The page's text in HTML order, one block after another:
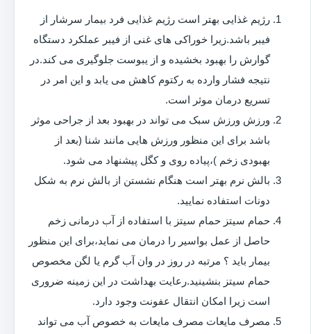
رژیم غذایی بهتر است رژیم غذایی فرد بیمار سرشار از
فیبر باشد.زیرا خوراکی های غنی از فیبر عملکرد دستگاه
گوارش را بهبود بخشیده و از یبوست جلوگیری می کند.در
نتیجه فشار وارده به رکتوم کاهش می یابد و این امر در
تسریع درمان موثر است.
ورزش ورزش سبک می تواند در بهبود بعد از جراحی موثر
باشد برای این منظور ورزش هایی مانند شنا (بعد از
بهبودی زخم )،پیاده روی و کگل پیشنهاد می شود.
بالش نرم بهتر است هنگام نشستن از بالش نرم به شکل
دونات استفاده نمایید.
حمام سیتز حمام سیتز با استفاده از آب درمانی زخم
حاصل از عمل بواسیر را درمان می نماید،برای این منظور
بیمار باید ؟ مرتبه در روز در وان آب گرم یا لگن مخصوص
حمام سیتز بنشینید.رعایت بهداشت در این زمینه ضروری
است زیرا امکان انتقال عفونت وجود دارد.
مصرف مایعات مصرف مایعات به خصوص آب می تواند